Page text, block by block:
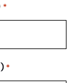
*
*